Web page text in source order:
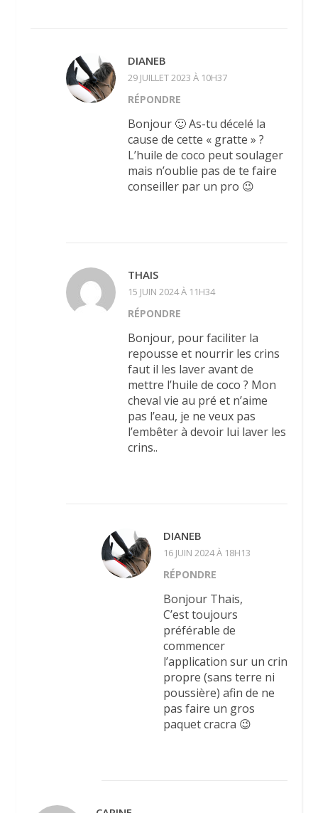
DIANEB
29 JUILLET 2023 À 10H37
RÉPONDRE
Bonjour 🙂 As-tu décelé la
cause de cette « gratte » ?
L’huile de coco peut soulager
mais n’oublie pas de te faire
conseiller par un pro 😉
THAIS
15 JUIN 2024 À 11H34
RÉPONDRE
Bonjour, pour faciliter la
repousse et nourrir les crins
faut il les laver avant de
mettre l’huile de coco ? Mon
cheval vie au pré et n’aime
pas l’eau, je ne veux pas
l’embêter à devoir lui laver les
crins..
DIANEB
16 JUIN 2024 À 18H13
RÉPONDRE
Bonjour Thais,
C’est toujours
préférable de
commencer
l’application sur un crin
propre (sans terre ni
poussière) afin de ne
pas faire un gros
paquet cracra 😉